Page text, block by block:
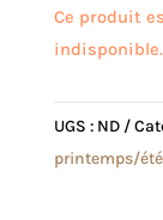
Ce produit
indisponible.
UGS : ND
printemps/été